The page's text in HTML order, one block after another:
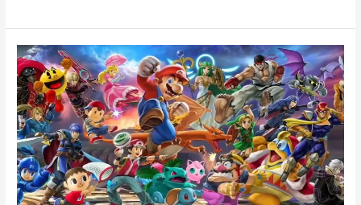
على
الSwitch
ستدعم
المحادتة
الصوتية
من
خلال
السماعة
مباشرةً